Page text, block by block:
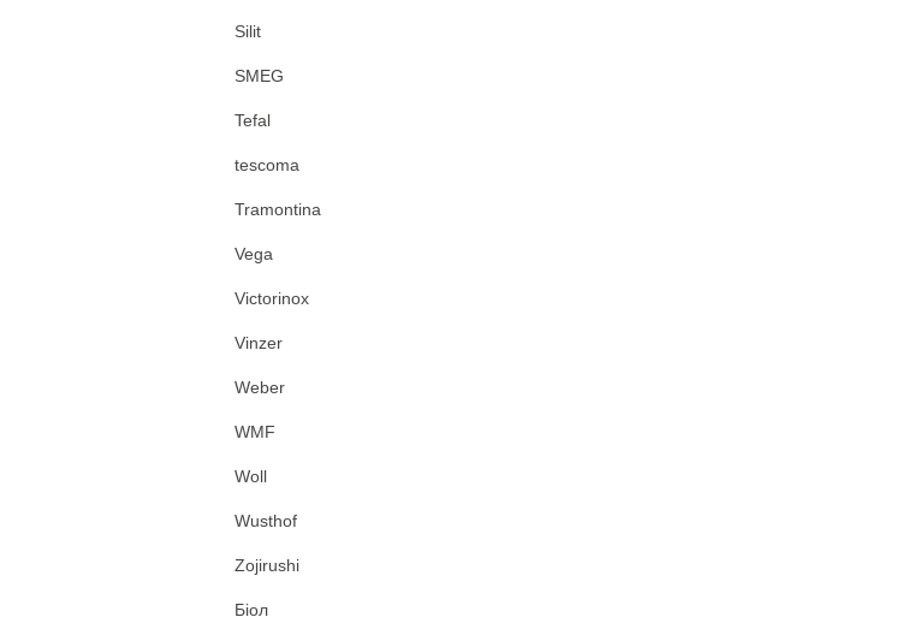
Silit
SMEG
Tefal
tescoma
Tramontina
Vega
Victorinox
Vinzer
Weber
WMF
Woll
Wusthof
Zojirushi
Біол